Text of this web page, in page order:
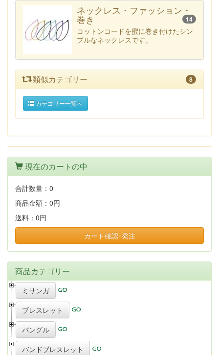
ネックレス・ファッション・
巻き 14
コットンコードを蜜に巻き付けたシン
プルなネックレスです。
類似カテゴリー 8
カテゴリー一覧へ
現在のカートの中
合計数量： 0
商品金額： 0円
送料： 0円
カート確認･発注
商品カテゴリー
ミサンガ
ブレスレット
バングル
バンドブレスレット